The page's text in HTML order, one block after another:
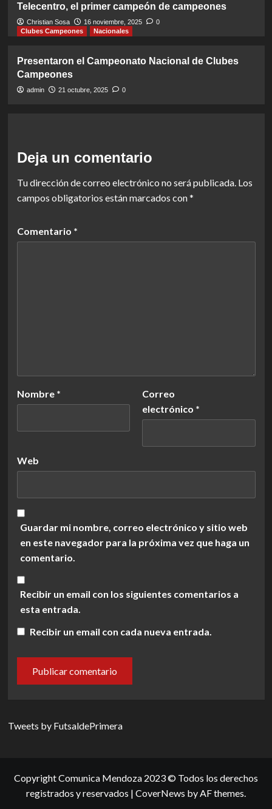
Telecentro, el primer campeón de campeones
Christian Sosa 16 noviembre, 2025
0
Clubes Campeones
Nacionales
Presentaron el Campeonato Nacional de Clubes
Campeones
admin 21 octubre, 2025 0
Deja un comentario
Tu dirección de correo electrónico no será publicada. Los
campos obligatorios están marcados con*
Comentario *
Nombre *
Correo
electrónico *
Web
Guardar mi nombre, correo electrónico y sitio web
en este navegador para la próxima vez que haga un
comentario.
Recibir un email con los siguientes comentarios a
esta entrada.
Recibir un email con cada nueva entrada.
Tweets by FutsaldePrimera
Copyright Comunica Mendoza 2023 © Todos los derechos
registrados y reservados | CoverNews by AF themes.